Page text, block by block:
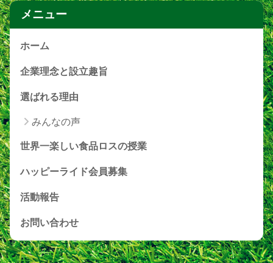
メニュー
ホーム
企業理念と設立趣旨
選ばれる理由
みんなの声
世界一楽しい食品ロスの授業
ハッピーライド会員募集
活動報告
お問い合わせ